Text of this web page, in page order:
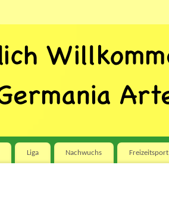
Liga Nachwuchs Freizeitsport